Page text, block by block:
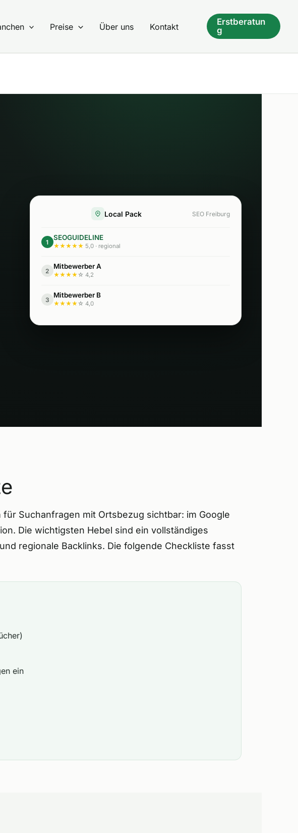
Preise Über uns Kontakt
Erstberatun
g
Local Pack SEO Freiburg
1
SEOGUIDELINE
★★★★★ 5,0 · regional
2
Mitbewerber A
★★★★☆ 4,2
3
Mitbewerber B
★★★★☆ 4,0
Suchanfragen mit Ortsbezug sichtbar: im Google
Die wichtigsten Hebel sind ein vollständiges
regionale Backlinks. Die folgende Checkliste fasst
ein